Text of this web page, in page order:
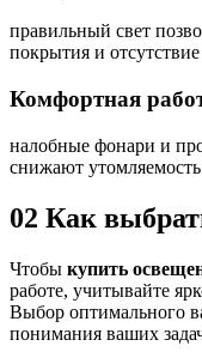
правильный свет
покрытия и отсутствие
Комфортная
налобные фонари и
снижают утомляемость
02 Как
Чтобы купить
работе, учитывайте
Выбор оптимального
понимания ваших